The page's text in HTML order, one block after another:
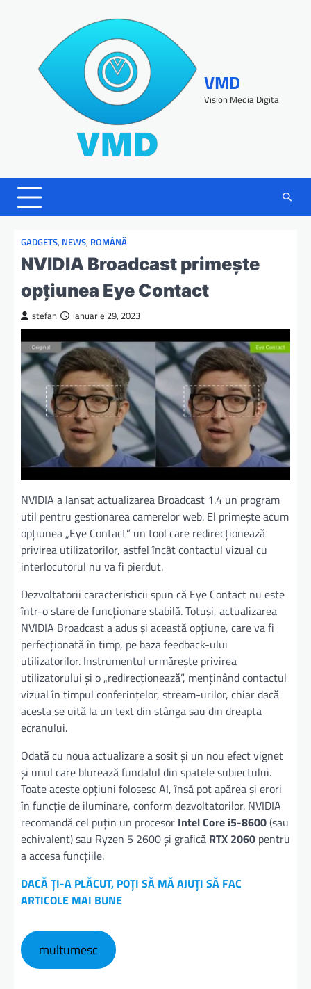
VMD
Vision Media Digital
GADGETS, NEWS, ROMÂNĂ
NVIDIA Broadcast primește
opțiunea Eye Contact
stefan ianuarie 29, 2023
NVIDIA a lansat actualizarea Broadcast 1.4 un program
util pentru gestionarea camerelor web. El primește acum
opțiunea „Eye Contact” un tool care redirecționează
privirea utilizatorilor, astfel încât contactul vizual cu
interlocutorul nu va fi pierdut.
Dezvoltatorii caracteristicii spun că Eye Contact nu este
într-o stare de funcționare stabilă. Totuși, actualizarea
NVIDIA Broadcast a adus și această opțiune, care va fi
perfecționată în timp, pe baza feedback-ului
utilizatorilor. Instrumentul urmărește privirea
utilizatorului și o „redirecționează”, menținând contactul
vizual în timpul conferințelor, stream-urilor, chiar dacă
acesta se uită la un text din stânga sau din dreapta
ecranului.
Odată cu noua actualizare a sosit și un nou efect vignet
și unul care blurează fundalul din spatele subiectului.
Toate aceste opțiuni folosesc AI, însă pot apărea și erori
în funcție de iluminare, conform dezvoltatorilor. NVIDIA
recomandă cel puțin un procesor Intel Core i5-8600(sau
echivalent) sau Ryzen 5 2600 și grafică RTX 2060 pentru
a accesa funcțiile.
DACĂ ȚI-A PLĂCUT, POȚI SĂ MĂ AJUȚI SĂ FAC
ARTICOLE MAI BUNE
multumesc